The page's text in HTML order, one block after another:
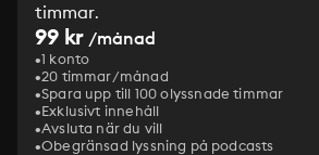
timmar.
99 kr /månad
1 konto
20 timmar/månad
Spara upp till 100 olyssnade timmar
Exklusivt innehåll
Avsluta när du vill
Obegränsad lyssning på podcasts